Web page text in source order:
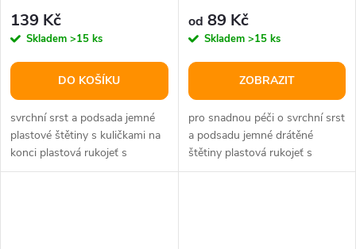
139 Kč
Skladem >15 ks
DO KOŠÍKU
svrchní srst a podsada jemné
plastové štětiny s kuličkami na
konci plastová rukojeť s
gumovým úchopem vhodný
od 89 Kč
Skladem >15 ks
ZOBRAZIT
pro snadnou péči o svrchní srst
a podsadu jemné drátěné
štětiny plastová rukojeť s
gumovým úchopem/kov